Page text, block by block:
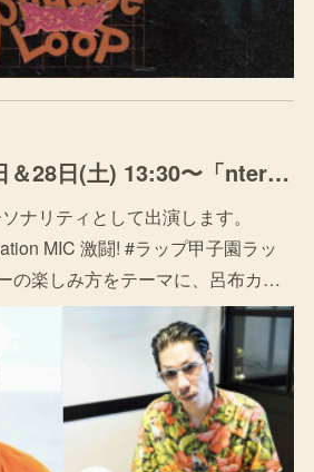
[RADIO] 5月21日＆28日(土) 13:30〜「nterFM「My Generation MIC 激闘! #ラップ甲子園」
ナリティとして出演します。
MIC 激闘! #ラップ甲子園ラッ
の楽しみ方をテーマに、呂布カ…